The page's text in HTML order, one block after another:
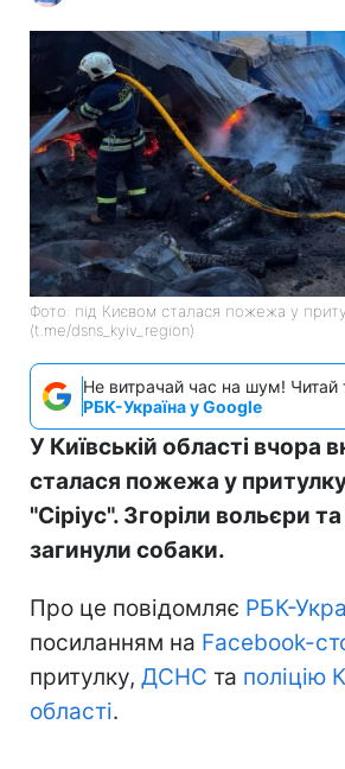
Фото: під Києвом сталася пожежа у
(t.me/dsns_kyiv_region)
Не витрачай час на шум! Читай
РБК-Україна у Google
У Київській області вчора
сталася пожежа у
"Сіріус". Згоріли вольєри
загинули собаки.
Про це повідомляє РБК-
посиланням на Facebook-
притулку, ДСНС та поліцію
області.